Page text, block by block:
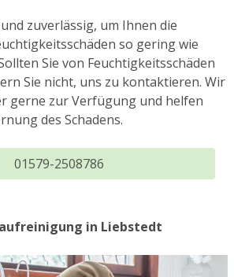
zuverlässig, um Ihnen die
so gering wie
Sie von Feuchtigkeitsschäden
Sie nicht, uns zu kontaktieren. Wir
gerne zur Verfügung und helfen
des Schadens.
01579-2508786
in Liebstedt